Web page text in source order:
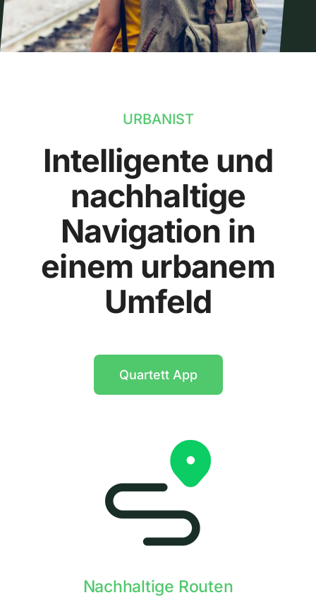
URBANIST
Intelligente und
nachhaltige
Navigation in
einem urbanem
Umfeld
Quartett App
Nachhaltige Routen